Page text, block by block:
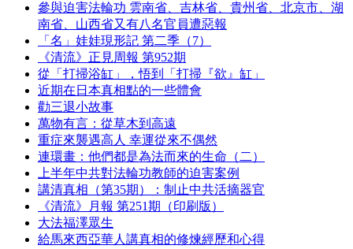
參與迫害法輪功 雲南省、吉林省、貴州省、北京市、湖
南省、山西省又有八名官員遭惡報
「名」娃娃現形記 第二季（7）
《清流》正見周報 第952期
從「打掃浴缸」，悟到「打掃『欲』缸」
近期在日本真相點的一些體會
勸三退小故事
萬物有言：從草木到高遠
重症來襲遇高人 幸運從來不偶然
連環畫：他們都是為法而來的生命（二）
上半年中共對法輪功教師的迫害案例
講清真相（第35期）：制止中共活摘器官
《清流》月報 第251期（印刷版）
大法福澤眾生
給馬來西亞華人講真相的修煉經歷和心得